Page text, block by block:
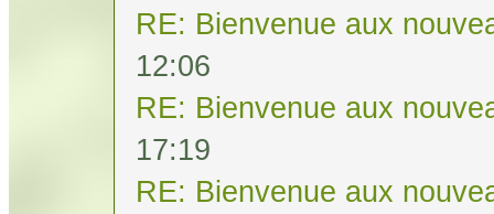
RE: Bienvenue aux
12:06
RE: Bienvenue aux
17:19
RE: Bienvenue aux